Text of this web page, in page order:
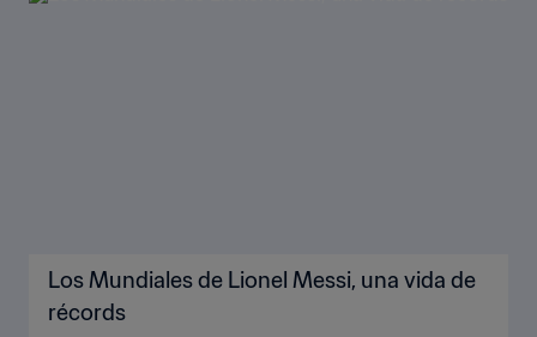
Los Mundiales de Lionel Messi, una vida de
récords